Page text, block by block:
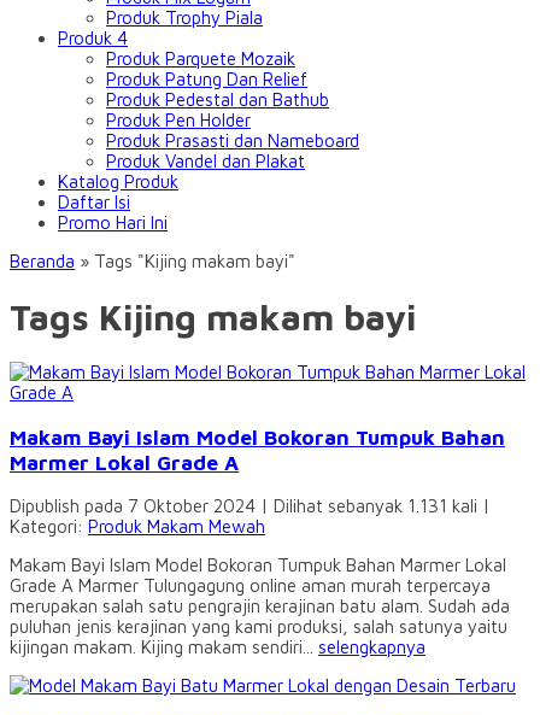
Produk Trophy Piala
Produk 4
Produk Parquete Mozaik
Produk Patung Dan Relief
Produk Pedestal dan Bathub
Produk Pen Holder
Produk Prasasti dan Nameboard
Produk Vandel dan Plakat
Katalog Produk
Daftar Isi
Promo Hari Ini
Beranda » Tags "Kijing makam bayi"
Tags Kijing makam bayi
Makam Bayi Islam Model Bokoran Tumpuk Bahan
Marmer Lokal Grade A
Dipublish pada 7 Oktober 2024 | Dilihat sebanyak 1.131 kali |
Kategori: Produk Makam Mewah
Makam Bayi Islam Model Bokoran Tumpuk Bahan Marmer Lokal
Grade A Marmer Tulungagung online aman murah terpercaya
merupakan salah satu pengrajin kerajinan batu alam. Sudah ada
puluhan jenis kerajinan yang kami produksi, salah satunya yaitu
kijingan makam. Kijing makam sendiri... selengkapnya